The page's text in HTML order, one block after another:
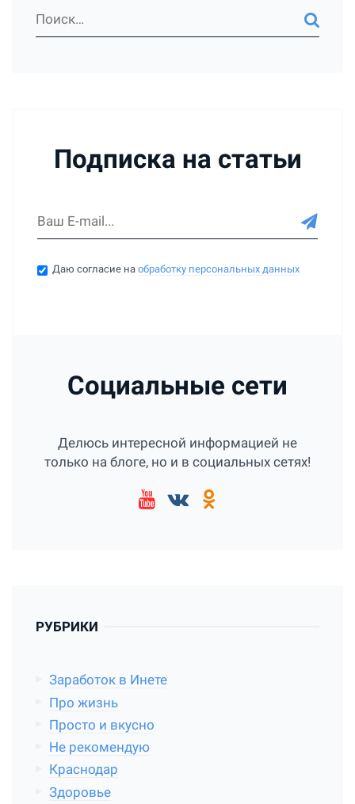
Подписка на статьи
Даю согласие наобработку персональных данных
Социальные сети
Делюсь интересной информацией не
только на блоге, но и в социальных сетях!
РУБРИКИ
Заработок в Инете
Про жизнь
Просто и вкусно
Не рекомендую
Краснодар
Здоровье